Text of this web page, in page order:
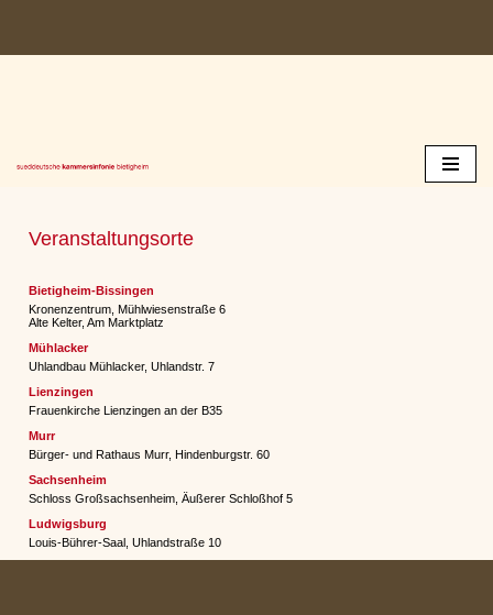
Zum
Veranstaltungsorte
Bietigheim-Bissingen
Kronenzentrum, Mühlwiesenstraße 6
Alte Kelter, Am Marktplatz
Mühlacker
Uhlandbau Mühlacker, Uhlandstr. 7
Lienzingen
Frauenkirche Lienzingen an der B35
Murr
Bürger- und Rathaus Murr, Hindenburgstr. 60
Sachsenheim
Schloss Großsachsenheim, Äußerer Schloßhof 5
Ludwigsburg
Louis-Bührer-Saal, Uhlandstraße 10